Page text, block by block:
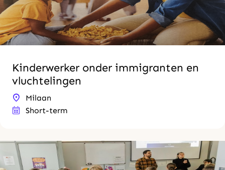
Kinderwerker onder immigranten en
vluchtelingen
Milaan
Short-term